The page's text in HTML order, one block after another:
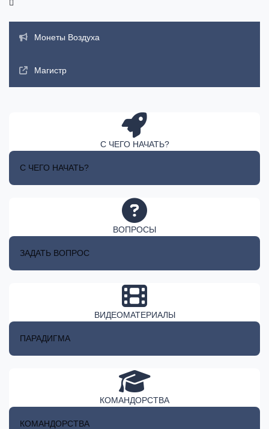
Монеты Воздуха
Магистр
С ЧЕГО НАЧАТЬ?
С ЧЕГО НАЧАТЬ?
ВОПРОСЫ
ЗАДАТЬ ВОПРОС
ВИДЕОМАТЕРИАЛЫ
ПАРАДИГМА
КОМАНДОРСТВА
КОМАНДОРСТВА